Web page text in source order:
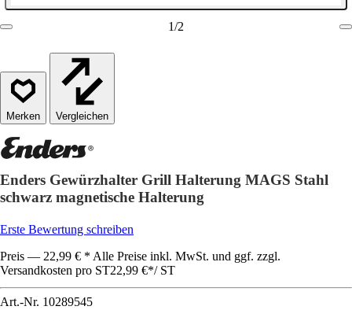
1/2
Vergleichen
Enders Gewürzhalter Grill Halterung MAGS Stahl
schwarz magnetische Halterung
Erste Bewertung schreiben
Preis — 22,99 € * Alle Preise inkl. MwSt. und ggf. zzgl.
Versandkosten pro ST22,99 €*/ ST
Art.-Nr. 10289545